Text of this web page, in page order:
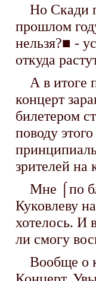
Но Скади
прошлом
нельзя?■ -
откуда
А в итоге
концерт
билетером
поводу
зрителей на
Мне ⌠по
Куковлеву
хотелось. И
ли смогу
Вообще о